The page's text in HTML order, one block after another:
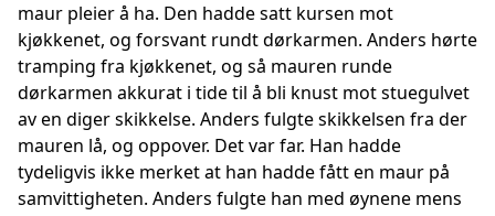
maur pleier å ha. Den hadde satt kursen mot
kjøkkenet, og forsvant rundt dørkarmen. Anders hørte
tramping fra kjøkkenet, og så mauren runde
dørkarmen akkurat i tide til å bli knust mot stuegulvet
av en diger skikkelse. Anders fulgte skikkelsen fra der
mauren lå, og oppover. Det var far. Han hadde
tydeligvis ikke merket at han hadde fått en maur på
samvittigheten. Anders fulgte han med øynene mens